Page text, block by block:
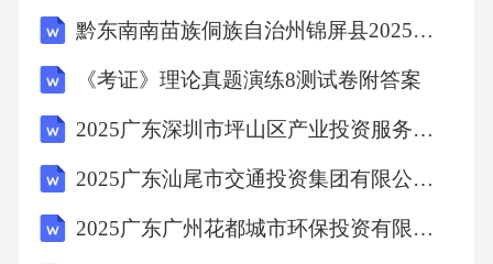
节，增强（），维护企业合法权益，完善通用
制度体系，加强对权力运行的监督和制约，打
造（）。
A.全员法治意识；开放国网
B.全员法治意识；阳光国网
黔东南南苗族侗族自治州锦屏县2025届数学三年级下学期期末检测试题（含答案解析）
《考证》理论真题演练8测试卷附答案
2025广东深圳市坪山区产业投资服务有限公司选聘总经理副总经理3人笔试历年常考点试题专练附带答案详解
2025广东汕尾市交通投资集团有限公司招聘14人笔试历年常考点试题专练附带答案详解
2025广东广州花都城市环保投资有限公司项目招聘用工人员6人笔试历年典型考点题库附带答案详解